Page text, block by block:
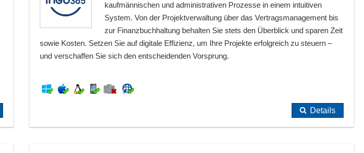
kaufmännischen und administrativen Prozesse in einem intuitiven
System. Von der Projektverwaltung über das Vertragsmanagement bis
zur Finanzbuchhaltung behalten Sie stets den Überblick und sparen Zeit
sowie Kosten. Setzen Sie auf digitale Effizienz, um Ihre Projekte erfolgreich zu steuern –
und verschaffen Sie sich den entscheidenden Vorsprung.
Details